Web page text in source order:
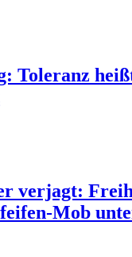
Toleranz
verjagt:
Mob